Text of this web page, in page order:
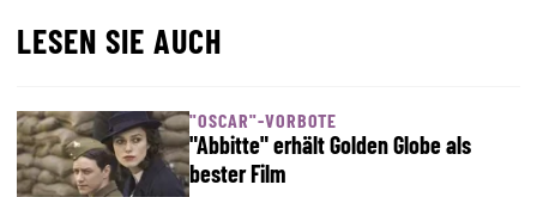
LESEN SIE AUCH
"OSCAR"-VORBOTE
"Abbitte" erhält Golden Globe als
bester Film